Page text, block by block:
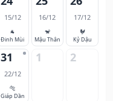
15/12
🐐
Đinh Mùi
16/12
🐒
Mậu Thân
17/12
🐓
Kỷ Dậu
31
22/12
🐅
Giáp Dần
1 2